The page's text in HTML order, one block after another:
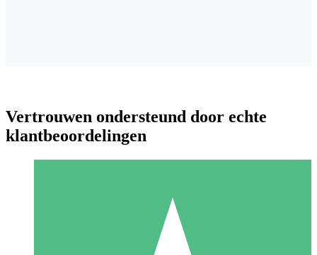
Individuele Creditpakketten
Vertrouwen ondersteund door echte
klantbeoordelingen